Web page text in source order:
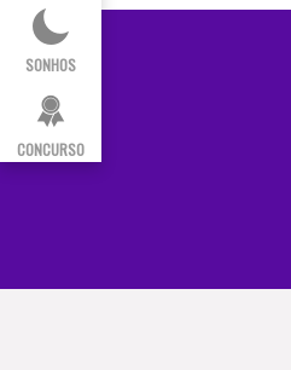
SONHOS
CONCURSO